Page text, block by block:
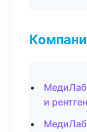
и рентген